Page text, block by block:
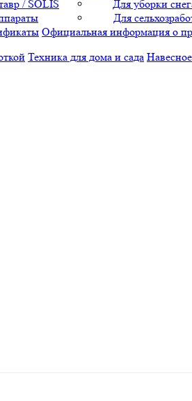
/ SOLIS
Для уборки
Для
Официальная информация о
Техника для дома и сада